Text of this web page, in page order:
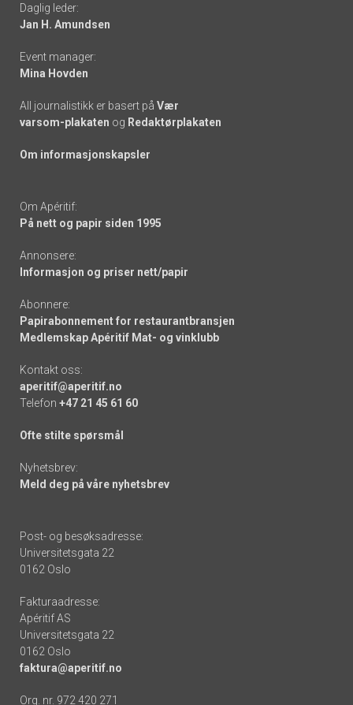
links
Daglig leder:
Jan H. Amundsen
Event manager:
Mina Hovden
All journalistikk er basert på Vær
varsom-plakaten og Redaktørplakaten
Om informasjonskapsler
Om Apéritif:
På nett og papir siden 1995
Annonsere:
Informasjon og priser nett/papir
Abonnere:
Papirabonnement for restaurantbransjen
Medlemskap Apéritif Mat- og vinklubb
Kontakt oss:
aperitif@aperitif.no
Telefon +47 21 45 61 60
Ofte stilte spørsmål
Nyhetsbrev:
Meld deg på våre nyhetsbrev
Post- og besøksadresse:
Universitetsgata 22
0162 Oslo
Fakturaadresse:
Apéritif AS
Universitetsgata 22
0162 Oslo
faktura@aperitif.no
Org. nr. 972 420 271